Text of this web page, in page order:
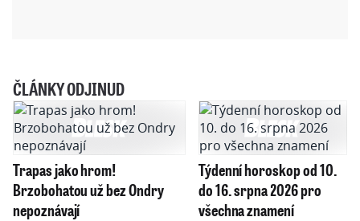
ČLÁNKY ODJINUD
Trapas jako hrom!
Brzobohatou už bez Ondry
nepoznávají
Týdenní horoskop od 10.
do 16. srpna 2026 pro
všechna znamení